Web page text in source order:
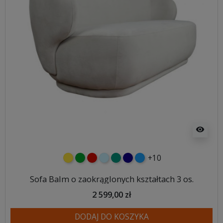
visibility
żółtyzielonyczerwony
błękitnyturkusowy
granatowy
niebieski
+10
Sofa Balm o zaokrąglonych kształtach 3 os.
2 599,00 zł
DODAJ DO KOSZYKA